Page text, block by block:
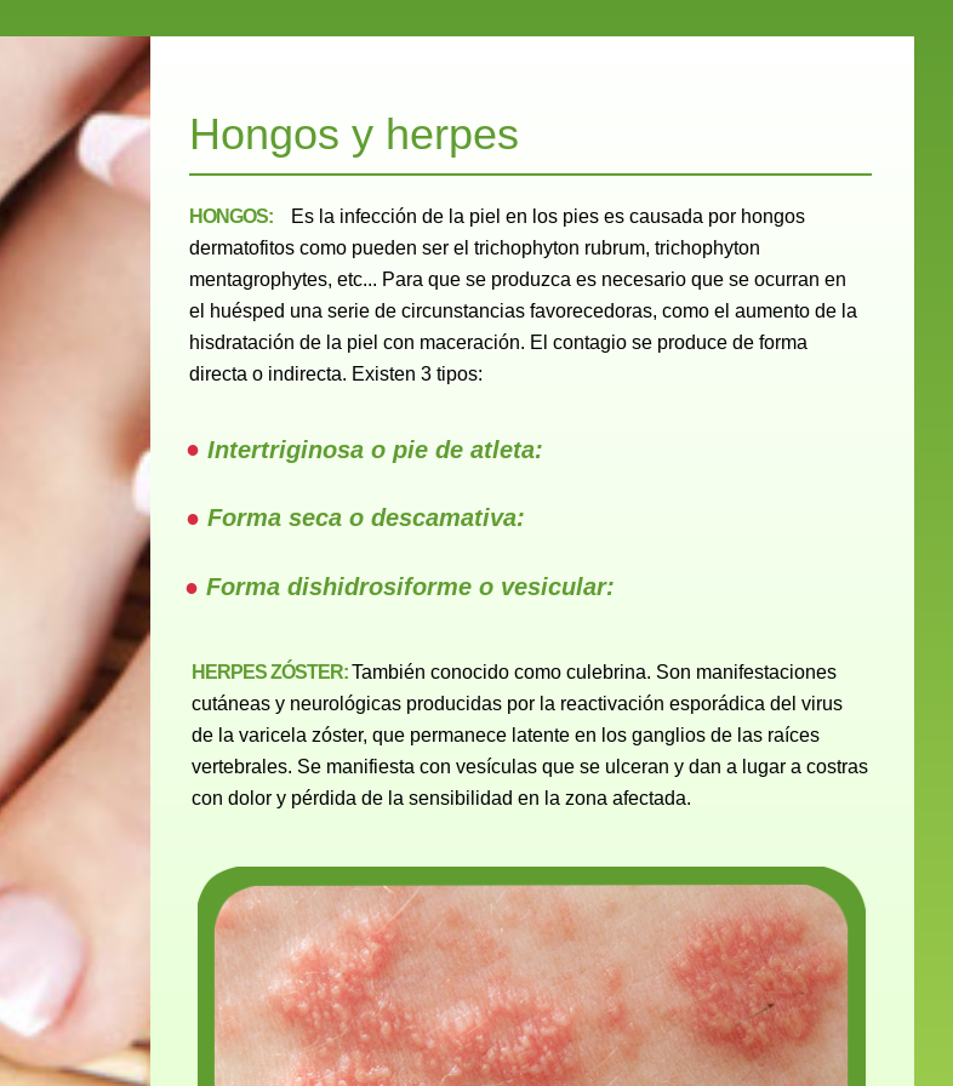
Hongos y herpes
HONGOS:
Es la infección de la piel en los pies es causada por hongos
dermatofitos como pueden ser el trichophyton rubrum, trichophyton
mentagrophytes, etc... Para que se produzca es necesario que se ocurran en
el huésped una serie de circunstancias favorecedoras, como el aumento de la
hisdratación de la piel con maceración. El contagio se produce de forma
directa o indirecta. Existen 3 tipos:
Intertriginosa o pie de atleta:
Forma seca o descamativa:
Forma dishidrosiforme o vesicular:
HERPES ZÓSTER:También conocido como culebrina. Son manifestaciones
cutáneas y neurológicas producidas por la reactivación esporádica del virus
de la varicela zóster, que permanece latente en los ganglios de las raíces
vertebrales. Se manifiesta con vesículas que se ulceran y dan a lugar a costras
con dolor y pérdida de la sensibilidad en la zona afectada.